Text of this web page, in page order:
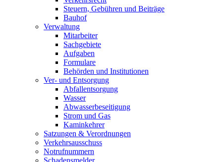
Steuern, Gebühren und Beiträge
Bauhof
Verwaltung
Mitarbeiter
Sachgebiete
Aufgaben
Formulare
Behörden und Institutionen
Ver- und Entsorgung
Abfallentsorgung
Wasser
Abwasserbeseitigung
Strom und Gas
Kaminkehrer
Satzungen & Verordnungen
Verkehrsausschuss
Notrufnummern
Schadensmelder